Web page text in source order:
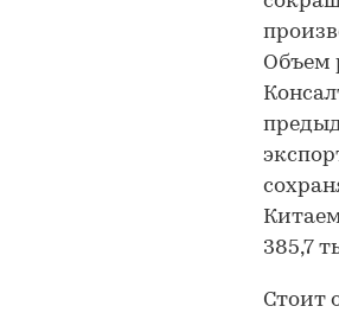
Объем
385,7
Стоит